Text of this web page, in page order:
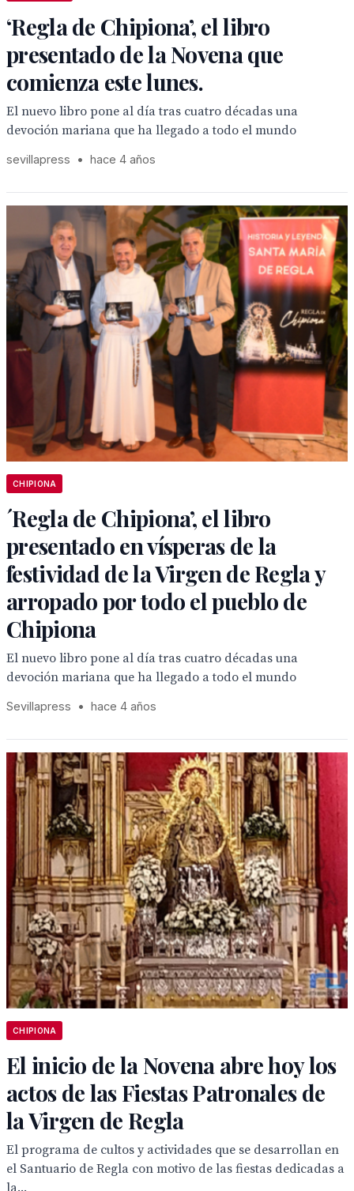
‘Regla de Chipiona’, el libro
presentado de la Novena que
comienza este lunes.
El nuevo libro pone al día tras cuatro décadas una
devoción mariana que ha llegado a todo el mundo
sevillapress • hace 4 años
CHIPIONA
´Regla de Chipiona’, el libro
presentado en vísperas de la
festividad de la Virgen de Regla y
arropado por todo el pueblo de
Chipiona
El nuevo libro pone al día tras cuatro décadas una
devoción mariana que ha llegado a todo el mundo
Sevillapress • hace 4 años
CHIPIONA
El inicio de la Novena abre hoy los
actos de las Fiestas Patronales de
la Virgen de Regla
El programa de cultos y actividades que se desarrollan en
el Santuario de Regla con motivo de las fiestas dedicadas a
la...